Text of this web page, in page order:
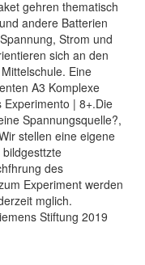
gehren thematisch
andere Batterien
Strom und
sich an den
Eine
A3 Komplexe
| 8+.Die
Spannungsquelle?,
stellen eine eigene
des
Experiment werden
mglich.
Stiftung 2019